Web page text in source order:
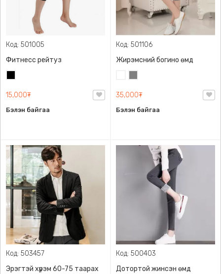
Код: 501005
Фитнесс рейтуз
15,000₮
Бэлэн байгаа
Код: 501106
Жирэмсний богино өмд
35,000₮
Бэлэн байгаа
Код: 503457
Эрэгтэй хүрэм 60-75 таарах
Код: 500403
Дотортой жинсэн өмд